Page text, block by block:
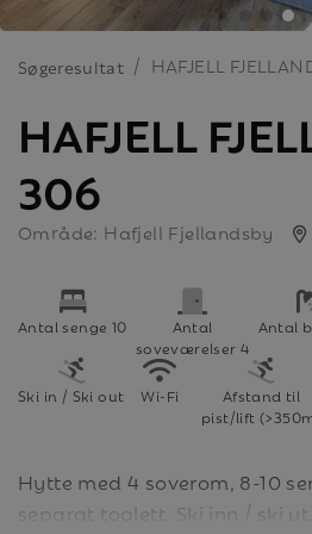
Søgeresultat HAFJELL
HAFJELL
306
Område: Hafjell Fjellandsby
Antal senge 10
Antal
soveværelser 4
Antal
Ski in / Ski out Wi-Fi
Afstand til
pist/lift
Hytte med 4 soverom, 8-10
separat toalett. Ski inn / ski ut.